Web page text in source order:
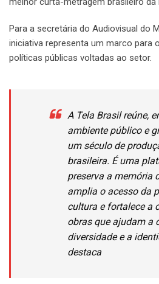
Para a secretária do Audiovisual do
iniciativa representa um marco para
políticas públicas voltadas ao setor.
A Tela Brasil reúne,
ambiente público e
um século de
brasileira. É uma
preserva a memória
amplia o acesso da
cultura e fortalece a
obras que ajudam a
diversidade e a
destaca